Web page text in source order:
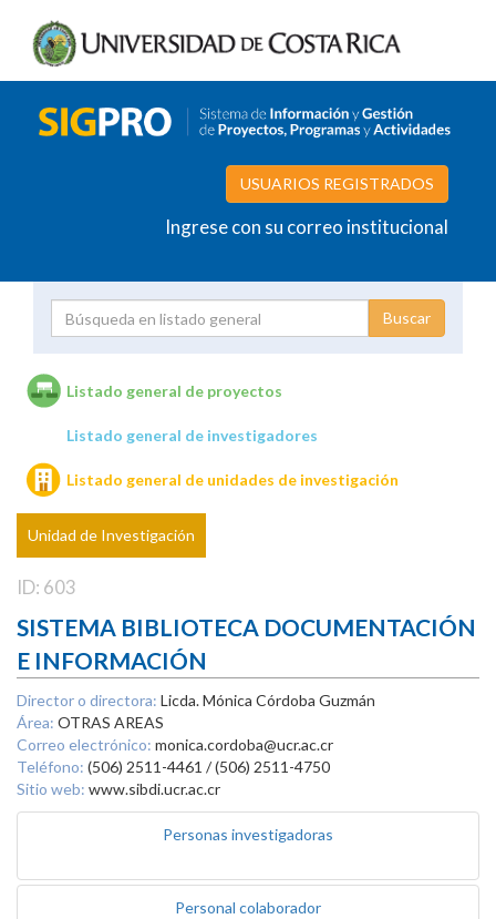
USUARIOS REGISTRADOS
Ingrese con su correo institucional
Unidades de investigación
Listado general de proyectos
Listado general de investigadores
Listado general de unidades de investigación
Unidad de Investigación
ID: 603
SISTEMA BIBLIOTECA DOCUMENTACIÓN
E INFORMACIÓN
Director o directora: Licda. Mónica Córdoba Guzmán
Área: OTRAS AREAS
Correo electrónico: monica.cordoba@ucr.ac.cr
Teléfono: (506) 2511-4461 / (506) 2511-4750
Sitio web: www.sibdi.ucr.ac.cr
Personas investigadoras
Personal colaborador